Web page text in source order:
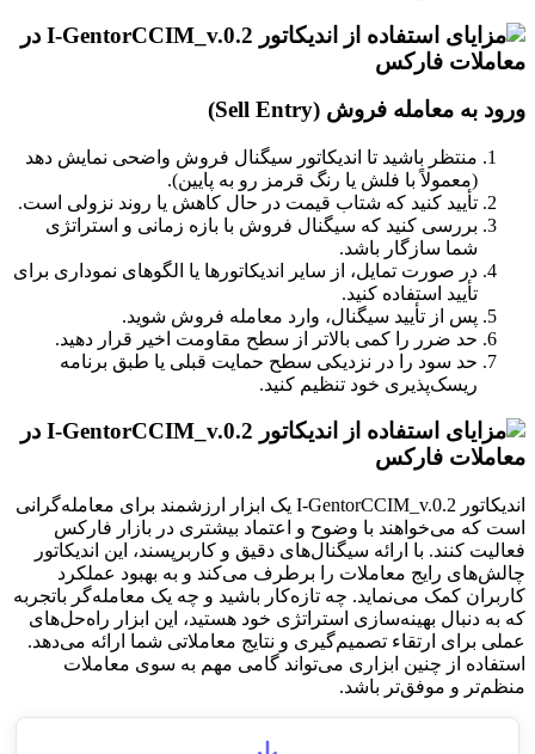
ورود به معامله فروش (Sell Entry)
منتظر باشید تا اندیکاتور سیگنال فروش واضحی نمایش دهد
(معمولاً با فلش یا رنگ قرمز رو به پایین).
تأیید کنید که شتاب قیمت در حال کاهش یا روند نزولی است.
بررسی کنید که سیگنال فروش با بازه زمانی و استراتژی
شما سازگار باشد.
در صورت تمایل، از سایر اندیکاتورها یا الگوهای نموداری برای
تأیید استفاده کنید.
پس از تأیید سیگنال، وارد معامله فروش شوید.
حد ضرر را کمی بالاتر از سطح مقاومت اخیر قرار دهید.
حد سود را در نزدیکی سطح حمایت قبلی یا طبق برنامه
ریسک‌پذیری خود تنظیم کنید.
اندیکاتور I-GentorCCIM_v.0.2 یک ابزار ارزشمند برای معامله‌گرانی
است که می‌خواهند با وضوح و اعتماد بیشتری در بازار فارکس
فعالیت کنند. با ارائه سیگنال‌های دقیق و کاربرپسند، این اندیکاتور
چالش‌های رایج معاملات را برطرف می‌کند و به بهبود عملکرد
کاربران کمک می‌نماید. چه تازه‌کار باشید و چه یک معامله‌گر باتجربه
که به دنبال بهینه‌سازی استراتژی خود هستید، این ابزار راه‌حل‌های
عملی برای ارتقاء تصمیم‌گیری و نتایج معاملاتی شما ارائه می‌دهد.
استفاده از چنین ابزاری می‌تواند گامی مهم به سوی معاملات
منظم‌تر و موفق‌تر باشد.